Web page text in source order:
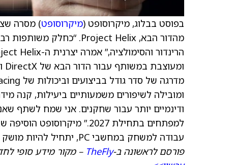
בפוסט בבלוג, מיקרוסופט (מיקרוסופט
מהדור הבא, Project Helix. “כחלק משותפות רב-שנתית שלנו עם
ומובילה לשיפורים משמעותיים ביעילות, קנה
ודינמיים יותר עבור שחקנים. אני שמח לשתף
עבודה למשחק במחשבי PC, יתחיל להיות מושק ל-Windows בשווקים נבחרים.
פורסם לראשונה ב-TheFly – מקור מידע סופי